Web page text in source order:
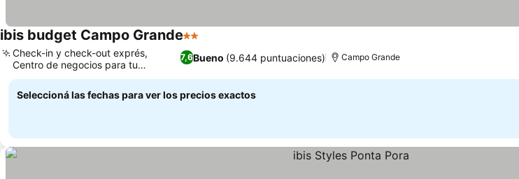
ibis budget Campo Grande2 Estrellas
7,6Bueno (9.644 puntuaciones)
Check-in y check-out exprés,
Centro de negocios para tu
productividad
Campo Grande
Seleccioná las fechas para ver los precios exactos